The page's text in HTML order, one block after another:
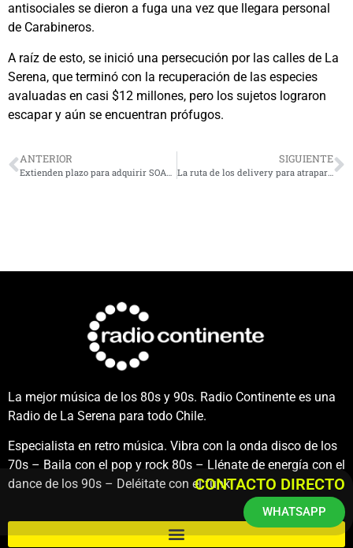
antisociales se dieron a fuga una vez que llegara personal
de Carabineros.
A raíz de esto, se inició una persecución por las calles de La
Serena, que terminó con la recuperación de las especies
avaluadas en casi $12 millones, pero los sujetos lograron
escapar y aún se encuentran prófugos.
ANTERIOR
Extienden plazo para adquirir SOAP solidario 2022
SIGUIENTE
La ruta de los delivery para atrapar a delincuentes que robaron auto en Coquimbo
La mejor música de los 80s y 90s. Radio Continente es una
Radio de La Serena para todo Chile.
Especialista en retro música. Vibra con la onda disco de los
70s – Baila con el pop y rock 80s – Llénate de energía con el
dance de los 90s – Deléitate con el funk.CONTACTO DIRECTO
WHATSAPP